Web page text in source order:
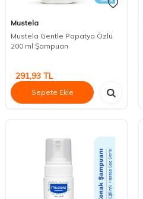
Mustela
Mustela Gentle Papatya Özlü
200 ml Şampuan
291,93 TL
Sepete Ekle